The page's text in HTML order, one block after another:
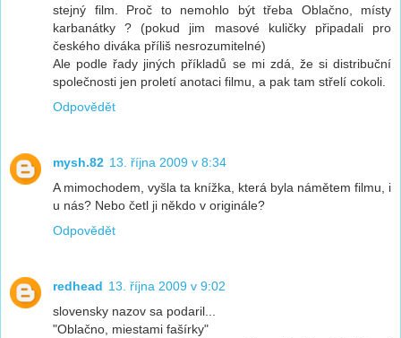
stejný film. Proč to nemohlo být třeba Oblačno, místy
karbanátky ? (pokud jim masové kuličky připadali pro
českého diváka příliš nesrozumitelné)
Ale podle řady jiných příkladů se mi zdá, že si distribuční
společnosti jen proletí anotaci filmu, a pak tam střelí cokoli.
Odpovědět
mysh.82 13. října 2009 v 8:34
A mimochodem, vyšla ta knížka, která byla námětem filmu, i
u nás? Nebo četl ji někdo v originále?
Odpovědět
redhead 13. října 2009 v 9:02
slovensky nazov sa podaril...
"Oblačno, miestami fašírky"